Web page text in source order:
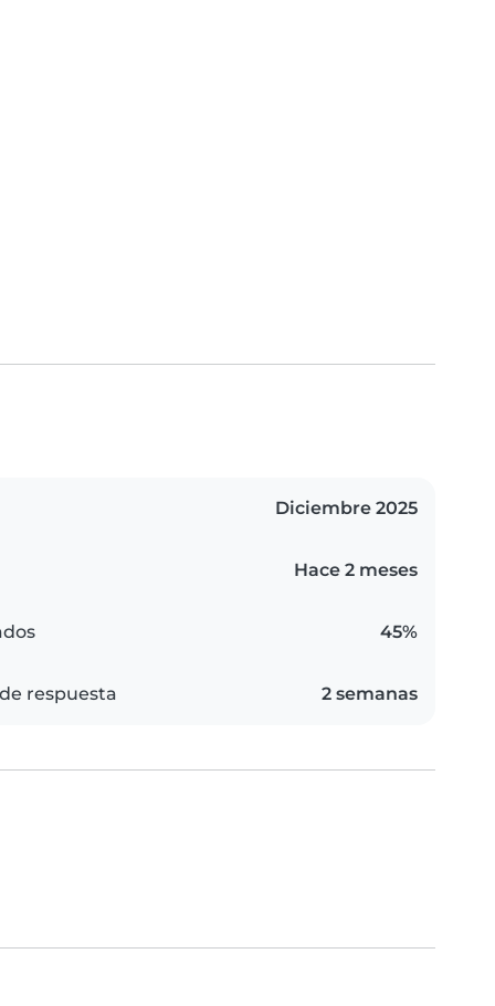
Diciembre 2025
Hace 2 meses
45%
respuesta 2 semanas